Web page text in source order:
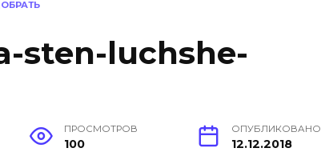
sten-luchshe-
ПРОСМОТРОВ
100
ОПУБЛИКОВАНО
12.12.2018